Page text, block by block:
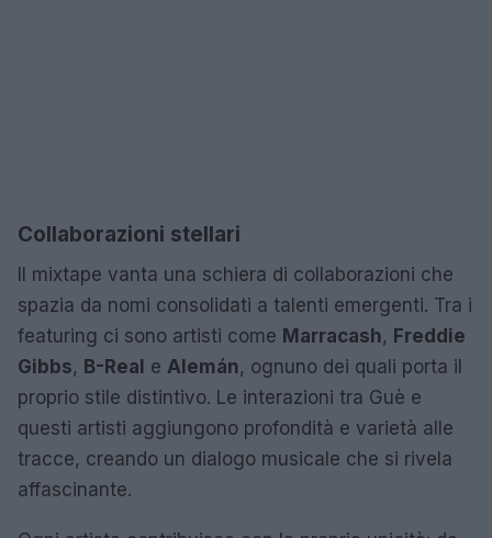
Collaborazioni stellari
Il mixtape vanta una schiera di collaborazioni che
spazia da nomi consolidati a talenti emergenti. Tra i
featuring ci sono artisti come Marracash, Freddie
Gibbs, B-Real e Alemán, ognuno dei quali porta il
proprio stile distintivo. Le interazioni tra Guè e
questi artisti aggiungono profondità e varietà alle
tracce, creando un dialogo musicale che si rivela
affascinante.